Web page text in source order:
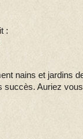
:
nains et jardins
succès. Auriez